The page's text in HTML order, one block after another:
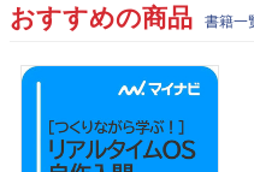
おすすめの商品 書籍一